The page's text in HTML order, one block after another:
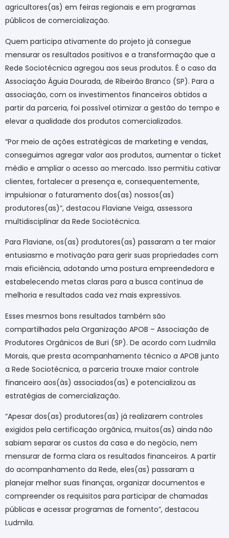
agricultores(as) em feiras regionais e em programas
públicos de comercialização.
Quem participa ativamente do projeto já consegue
mensurar os resultados positivos e a transformação que a
Rede Sociotécnica agregou aos seus produtos. É o caso da
Associação Águia Dourada, de Ribeirão Branco (SP). Para a
associação, com os investimentos financeiros obtidos a
partir da parceria, foi possível otimizar a gestão do tempo e
elevar a qualidade dos produtos comercializados.
“Por meio de ações estratégicas de marketing e vendas,
conseguimos agregar valor aos produtos, aumentar o ticket
médio e ampliar o acesso ao mercado. Isso permitiu cativar
clientes, fortalecer a presença e, consequentemente,
impulsionar o faturamento dos(as) nossos(as)
produtores(as)”, destacou Flaviane Veiga, assessora
multidisciplinar da Rede Sociotécnica.
Para Flaviane, os(as) produtores(as) passaram a ter maior
entusiasmo e motivação para gerir suas propriedades com
mais eficiência, adotando uma postura empreendedora e
estabelecendo metas claras para a busca contínua de
melhoria e resultados cada vez mais expressivos.
Esses mesmos bons resultados também são
compartilhados pela Organização APOB – Associação de
Produtores Orgânicos de Buri (SP). De acordo com Ludmila
Morais, que presta acompanhamento técnico a APOB junto
a Rede Sociotécnica, a parceria trouxe maior controle
financeiro aos(às) associados(as) e potencializou as
estratégias de comercialização.
“Apesar dos(as) produtores(as) já realizarem controles
exigidos pela certificação orgânica, muitos(as) ainda não
sabiam separar os custos da casa e do negócio, nem
mensurar de forma clara os resultados financeiros. A partir
do acompanhamento da Rede, eles(as) passaram a
planejar melhor suas finanças, organizar documentos e
compreender os requisitos para participar de chamadas
públicas e acessar programas de fomento”, destacou
Ludmila.